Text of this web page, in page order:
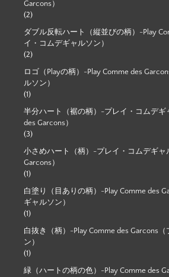
Garcons）
(2)
ダブル反転ハート（縦並びの柄）-Play
イ・コムデギャルソン）
(2)
ロゴ（Playの柄）-Play Comme des
ルソン）
(1)
半分ハート（裾の柄）-プレイ・コムデギ
des Garcons）
(3)
小さめハート（柄）-プレイ・コムデギャ
Garcons）
(1)
白塗り（目ありの柄）-Play Comme des
ギャルソン）
(1)
白抜き（柄）-Play Comme des Garcons
ン）
(1)
緑（ハートの柄の色）-Play Comme des